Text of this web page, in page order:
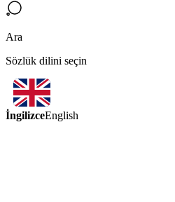
Ara
Sözlük dilini seçin
İngilizceEnglish